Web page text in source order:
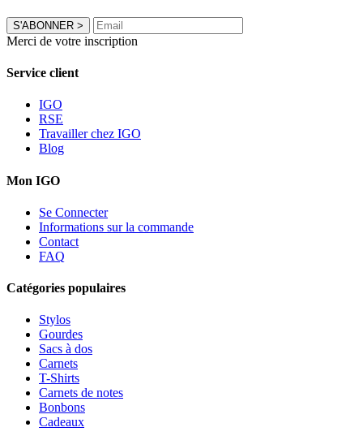
S'ABONNER >
Merci de votre inscription
Service client
IGO
RSE
Travailler chez IGO
Blog
Mon IGO
Se Connecter
Informations sur la commande
Contact
FAQ
Catégories populaires
Stylos
Gourdes
Sacs à dos
Carnets
T-Shirts
Carnets de notes
Bonbons
Cadeaux